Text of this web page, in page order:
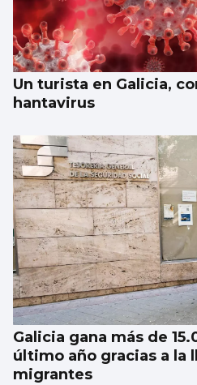
Un turista en Galicia,
hantavirus
Galicia gana más de
último año gracias a la
migrantes